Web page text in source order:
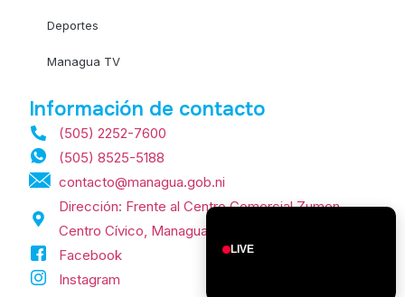
Deportes
Managua TV
Información de contacto
(505) 2252-7600
(505) 8525-5188
contacto@managua.gob.ni
Dirección: Frente al Centro Comercial Zumen,
Centro Cívico, Managua, Nicaragua.
Facebook
Instagram
LIVE